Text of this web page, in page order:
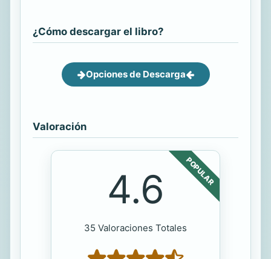
¿Cómo descargar el libro?
Opciones de Descarga
Valoración
POPULAR
4.6
35 Valoraciones Totales